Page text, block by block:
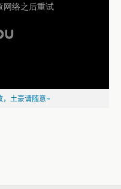
，土豪请随意~